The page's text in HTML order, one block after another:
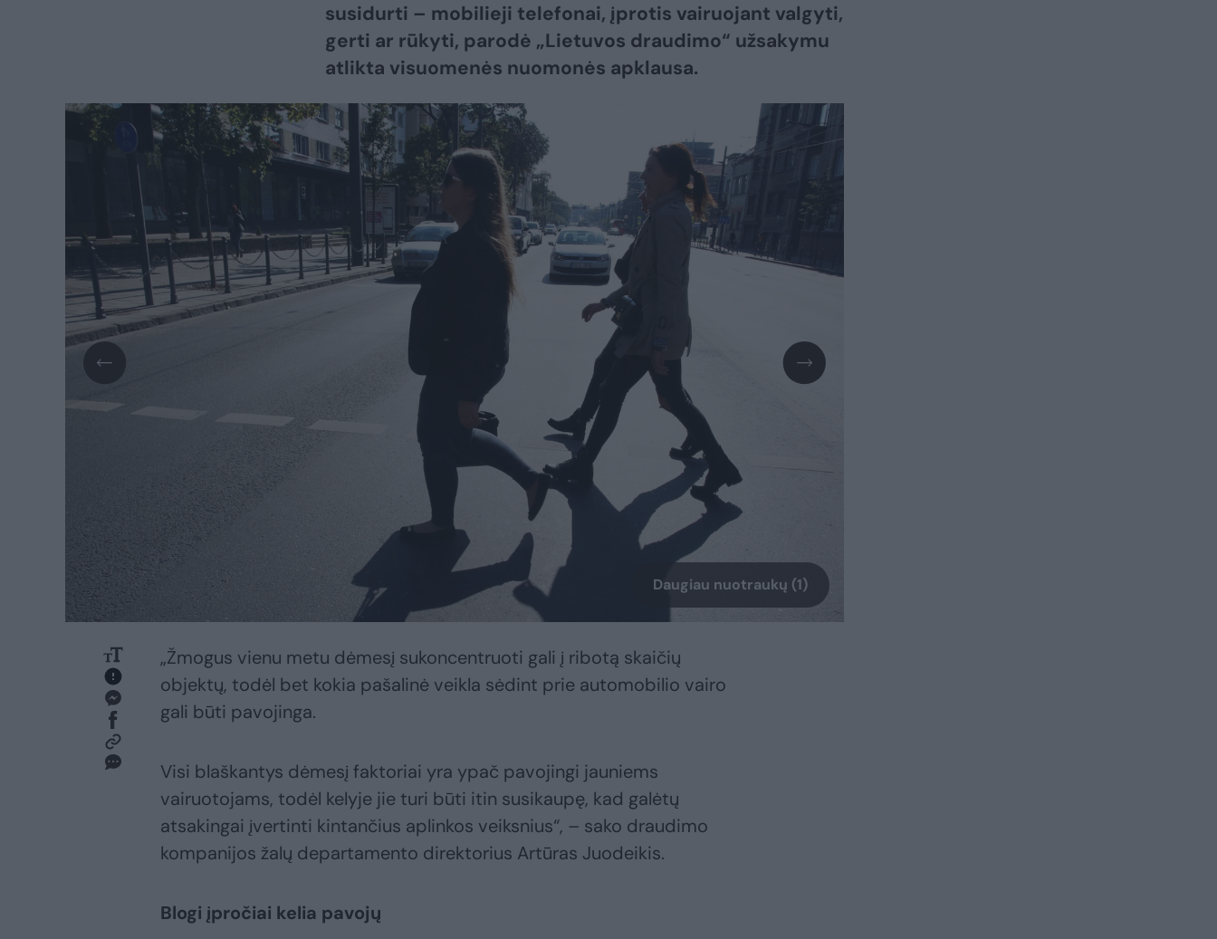
susidurti – mobilieji telefonai, įprotis vairuojant valgyti,
gerti ar rūkyti, parodė „Lietuvos draudimo“ užsakymu
atlikta visuomenės nuomonės apklausa.
Daugiau nuotraukų (1)
„Žmogus vienu metu dėmesį sukoncentruoti gali į ribotą skaičių
objektų, todėl bet kokia pašalinė veikla sėdint prie automobilio vairo
gali būti pavojinga.
Visi blaškantys dėmesį faktoriai yra ypač pavojingi jauniems
vairuotojams, todėl kelyje jie turi būti itin susikaupę, kad galėtų
atsakingai įvertinti kintančius aplinkos veiksnius“, – sako draudimo
kompanijos žalų departamento direktorius Artūras Juodeikis.
Blogi įpročiai kelia pavojų